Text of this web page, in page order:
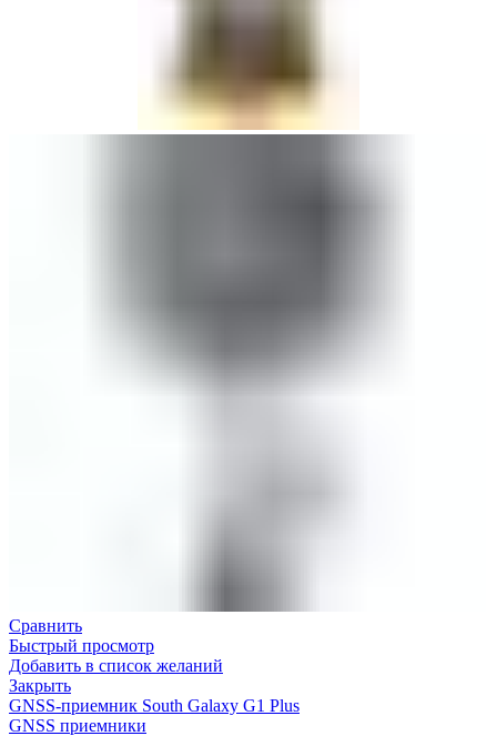
Сравнить
Быстрый просмотр
Добавить в список желаний
Закрыть
GNSS-приемник South Galaxy G1 Plus
GNSS приемники